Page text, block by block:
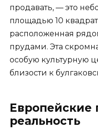
продавать, — это
площадью 10
расположенная
прудами. Эта
особую культурную
близости к
Европейские
реальность